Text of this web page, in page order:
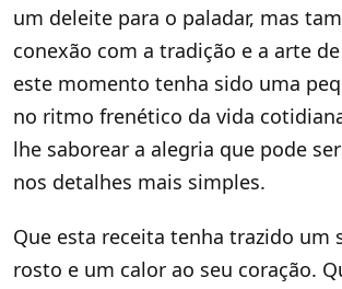
um deleite para o paladar, mas
conexão com a tradição e a arte
este momento tenha sido uma
no ritmo frenético da vida
lhe saborear a alegria que pode
nos detalhes mais simples.
Que esta receita tenha trazido um
rosto e um calor ao seu coração.